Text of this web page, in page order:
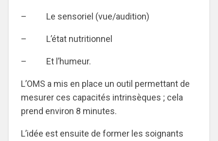
– Le sensoriel (vue/audition)
– L’état nutritionnel
– Et l’humeur.
L’OMS a mis en place un outil permettant de
mesurer ces capacités intrinsèques ; cela
prend environ 8 minutes.
L’idée est ensuite de former les soignants